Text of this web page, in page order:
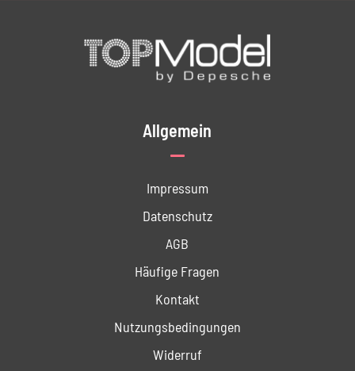
Allgemein
Impressum
Datenschutz
AGB
Häufige Fragen
Kontakt
Nutzungs­bedingungen
Widerruf